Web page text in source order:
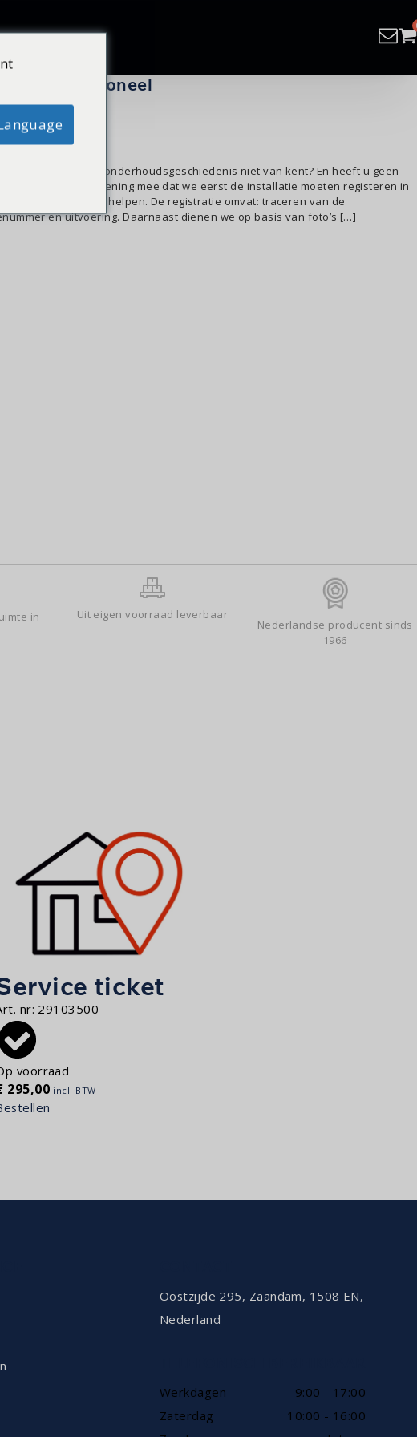
Shop
| professioneel
product waar u de onderhoudsgeschiedenis niet van kent? En heeft u geen
Hou er dan rekening mee dat we eerst de installatie moeten registeren in
we u verder kunnen helpen. De registratie omvat: traceren van de
en uitvoering. Daarnaast dienen we op basis van foto’s […]
in
Uit eigen voorraad leverbaar
Nederlandse producent sinds
1966
ticket
nr: 29103500
voorraad
295,00 incl. BTW
Oostzijde 295, Zaandam, 1508 EN,
Nederland
Werkdagen
9:00 - 17:00
Zaterdag
10:00 - 16:00